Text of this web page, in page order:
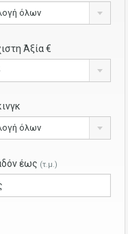
όλων
Άξία €
όλων
έως (τ.μ.)